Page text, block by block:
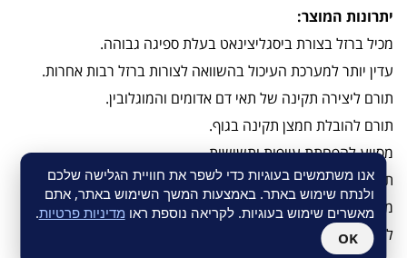
יתרונות המוצר:
מכיל ברזל בצורת ביסגליצינאט בעלת ספיגה גבוהה.
עדין יותר למערכת העיכול בהשוואה לצורות ברזל רבות אחרות.
תורם ליצירה תקינה של תאי דם אדומים והמוגלובין.
תורם להובלת חמצן תקינה בגוף.
מסייע להפחתת עייפות ותשישות.
תומך במטבוליזם תקין להפקת אנרגיה.
מתאים לצמחונים ולטבעונים.
ללא גלוטן, חיטה, מוצרי חלב, שמרים ומרכיבים מלאכותיים.
אנו משתמשים בעוגיות כדי לשפר את חוויית הגלישה שלכם
ולנתח שימוש באתר. באמצעות המשך השימוש באתר, אתם
מאשרים שימוש בעוגיות. לקריאה נוספת ראו מדיניות פרטיות.
OK